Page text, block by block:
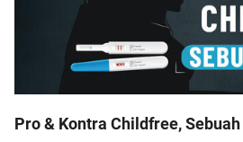
Pro & Kontra Childfree,